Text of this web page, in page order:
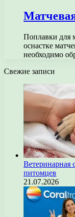
Поплавки для
оснастке
необходимо
Свежие записи
Ветеринарная
питомцев
21.07.2026